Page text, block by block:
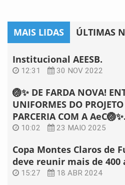
MAIS LIDAS ÚLTIMAS
Institucional AEESB.
12:31 30 NOV 2022
🏐✨ DE FARDA NOVA!
UNIFORMES DO
PARCERIA COM A AeC🏐✨.
10:02 23 MAIO 2025
Copa Montes Claros de
deve reunir mais de 400
15:27 18 ABR 2024